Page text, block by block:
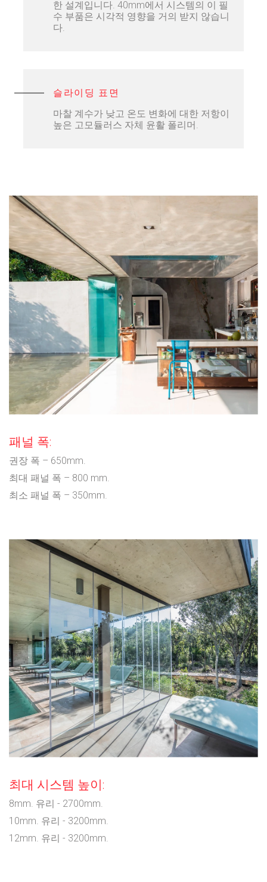
한 설계입니다. 40mm에서 시스템의 이 필
수 부품은 시각적 영향을 거의 받지 않습니
다.
슬라이딩 표면
마찰 계수가 낮고 온도 변화에 대한 저항이
높은 고모듈러스 자체 윤활 폴리머.
패널 폭:
권장 폭 – 650mm.
최대 패널 폭 – 800 mm.
최소 패널 폭 – 350mm.
최대 시스템 높이:
8mm. 유리 - 2700mm.
10mm. 유리 - 3200mm.
12mm. 유리 - 3200mm.